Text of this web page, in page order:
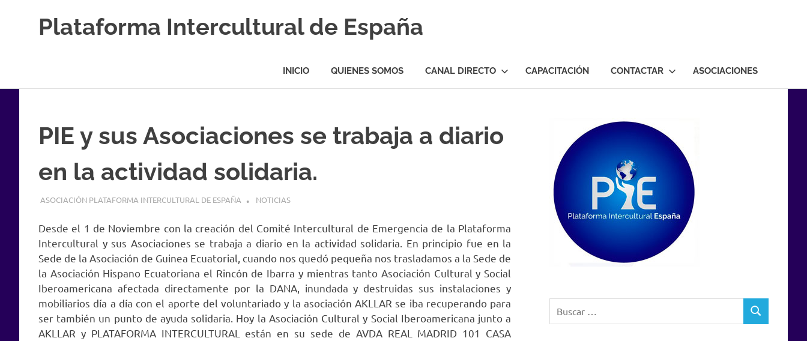
contenidoPlataforma Intercultural de España
Culturas
INICIO QUIENES SOMOS CANAL DIRECTO CAPACITACIÓN CONTACTAR ASOCIACIONES
PIE y sus Asociaciones se trabaja a diario
en la actividad solidaria.
24 ENERO, 2025
ASOCIACIÓN PLATAFORMA INTERCULTURAL DE ESPAÑA NOTICIAS
Desde el 1 de Noviembre con la creación del Comité Intercultural de Emergencia de la Plataforma
Intercultural y sus Asociaciones se trabaja a diario en la actividad solidaria. En principio fue en la
Sede de la Asociación de Guinea Ecuatorial, cuando nos quedó pequeña nos trasladamos a la Sede de
la Asociación Hispano Ecuatoriana el Rincón de Ibarra y mientras tanto Asociación Cultural y Social
Iberoamericana afectada directamente por la DANA, inundada y destruidas sus instalaciones y
mobiliarios día a día con el aporte del voluntariado y la asociación AKLLAR se iba recuperando para
ser también un punto de ayuda solidaria. Hoy la Asociación Cultural y Social Iberoamericana junto a
AKLLAR y PLATAFORMA INTERCULTURAL están en su sede de AVDA REAL MADRID 101 CASA
BUSCAR